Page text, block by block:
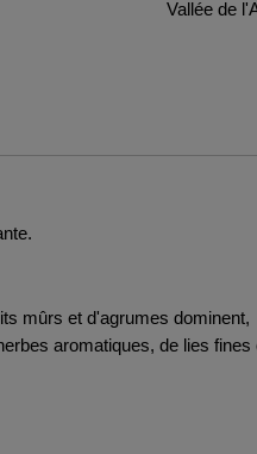
Vallée de
mûrs et d'agrumes dominent,
aromatiques, de lies fines